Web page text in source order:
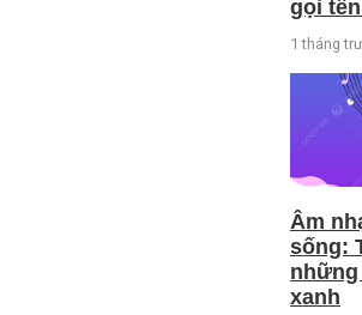
gọi
1 tháng
Âm
sống:
xanh